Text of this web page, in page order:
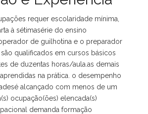
requer escolaridade mínima,
à sétimasérie do ensino
de guilhotina e o preparador
qualificados em cursos básicos
de duzentas horas/aula.as demais
na prática. o desempenho
alcançado com menos de um
ocupação(ões) elencada(s)
demanda formação